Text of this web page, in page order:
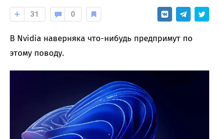
31 0
В Nvidia наверняка что-нибудь предпримут по
этому поводу.